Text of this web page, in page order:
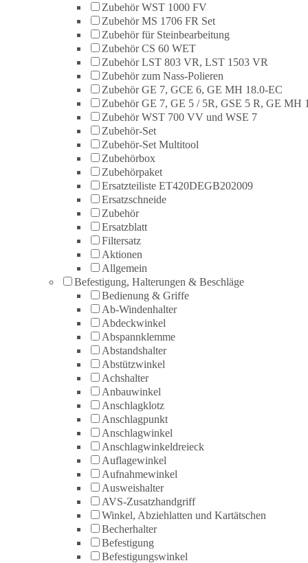
Zubehör WST 1000 FV
Zubehör MS 1706 FR Set
Zubehör für Steinbearbeitung
Zubehör CS 60 WET
Zubehör LST 803 VR, LST 1503 VR
Zubehör zum Nass-Polieren
Zubehör GE 7, GCE 6, GE MH 18.0-EC
Zubehör GE 7, GE 5 / 5R, GSE 5 R, GE MH
Zubehör WST 700 VV und WSE 7
Zubehör-Set
Zubehör-Set Multitool
Zubehörbox
Zubehörpaket
Ersatzteiliste ET420DEGB202009
Ersatzschneide
Zubehör
Ersatzblatt
Filtersatz
Aktionen
Allgemein
Befestigung, Halterungen & Beschläge
Bedienung & Griffe
Ab-Windenhalter
Abdeckwinkel
Abspannklemme
Abstandshalter
Abstützwinkel
Achshalter
Anbauwinkel
Anschlagklotz
Anschlagpunkt
Anschlagwinkel
Anschlagwinkeldreieck
Auflagewinkel
Aufnahmewinkel
Ausweishalter
AVS-Zusatzhandgriff
Winkel, Abziehlatten und Kartätschen
Becherhalter
Befestigung
Befestigungswinkel